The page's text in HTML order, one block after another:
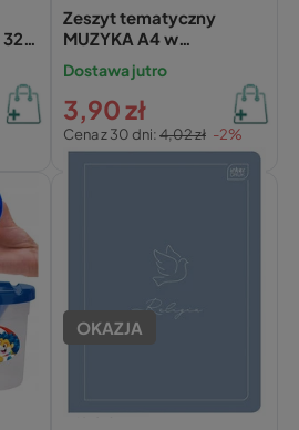
Zeszyt tematyczny
MUZYKA A4 w
pięciolinię 16 kartek
INTERDRUK do nut
Dostawa jutro
3,90 zł
Cena z 30 dni:4,02 zł -2%
OKAZJA
Interdruk